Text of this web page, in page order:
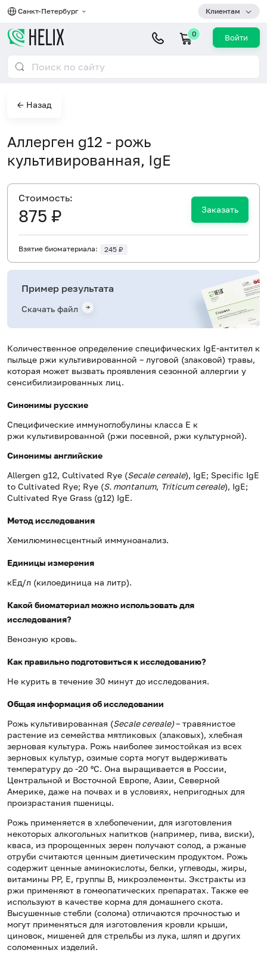
Санкт-Петербург Клиентам
0 Войти
← Назад
Аллерген g12 - рожь
культивированная, IgE
Количественное определение специфических IgE-антител к
пыльце ржи культивированной – луговой (злаковой) травы,
которая может вызвать проявления сезонной аллергии у
сенсибилизированных лиц.
Синонимы русские
Специфические иммуноглобулины класса Е к
ржи культивированной (ржи посевной, ржи культурной).
Синонимы английские
Allergen g12, Cultivated Rye (Secale cereale), IgE; Specific IgE
to Cultivated Rye; Rye (S. montanum, Triticum cereale), IgE;
Cultivated Rye Grass (g12) IgE.
Метод исследования
Хемилюминесцентный иммуноанализ.
Единицы измерения
кЕд/л (килоединица на литр).
Какой биоматериал можно использовать для
исследования?
Венозную кровь.
Как правильно подготовиться к исследованию?
Не курить в течение 30 минут до исследования.
Общая информация об исследовании
Рожь культивированная (Secalecereale)– травянистое
растение из семейства мятликовых (злаковых), хлебная
зерновая культура. Рожь наиболее зимостойкая из всех
зерновых культур, озимые сорта могут выдерживать
температуру до -20 ºС. Она выращивается в России,
Центральной и Восточной Европе, Азии, Северной
Америке, даже на почвах и в условиях, непригодных для
произрастания пшеницы.
Рожь применяется в хлебопечении, для изготовления
некоторых алкогольных напитков (например, пива, виски),
кваса, из пророщенных зерен получают солод, а ржаные
отруби считаются ценным диетическим продуктом. Рожь
содержит ценные аминокислоты, белки, углеводы, жиры,
витамины РР, Е, группы В, микроэлементы. Экстракты из
ржи применяют в гомеопатических препаратах. Также ее
используют в качестве корма для домашнего скота.
Высушенные стебли (солома) отличаются прочностью и
могут применяться для изготовления кровли крыши,
циновок, мишеней для стрельбы из лука, шляп и других
соломенных изделий.
Cтоимость:
875 ₽ Заказать
Взятие биоматериала: 245 ₽
Пример результата
Скачать файл